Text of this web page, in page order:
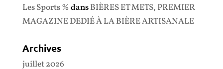
Les Sports % dansBIÈRES ET METS, PREMIER
MAGAZINE DEDIÉ À LA BIÈRE ARTISANALE
Archives
juillet 2026